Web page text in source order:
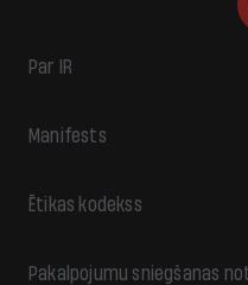
Par IR
Manifests
Ētikas kodekss
Pakalpojumu sniegšanas